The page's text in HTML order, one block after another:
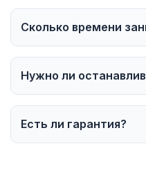
Сколько времени
Нужно ли
Есть ли гарантия?